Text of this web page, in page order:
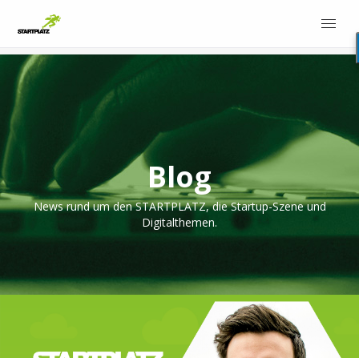
Blog
News rund um den STARTPLATZ, die Startup-Szene und
Digitalthemen.